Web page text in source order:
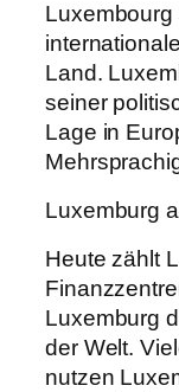
Luxembourg
Land.
seiner
Lage in
Luxemburg
Heute zählt
Luxemburg
der Welt.
nutzen